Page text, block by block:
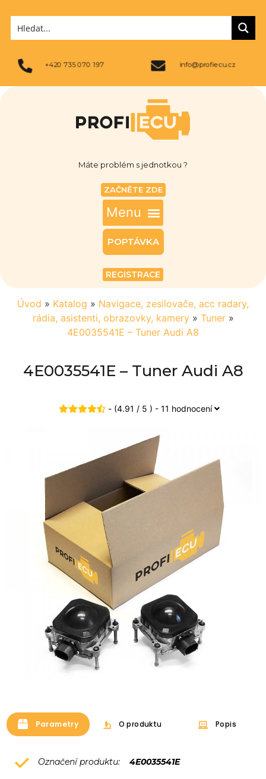
+420 735 070 197 info@profiecu.cz
Máte problém s jednotkou ?
ZAČNĚTE ZDE
POPTÁVKA
REGISTRACE
Úvod » Katalog » Navigace, zesilovače, acc radary,
rádia, asistenti, obrazovky, kamery» Tuner»
4E0035541E – Tuner Audi A8
4E0035541E – Tuner Audi A8
- (4.91 / 5 ) - 11 hodnocení
Parametry O produktu Popis
Označení produktu: 4E0035541E